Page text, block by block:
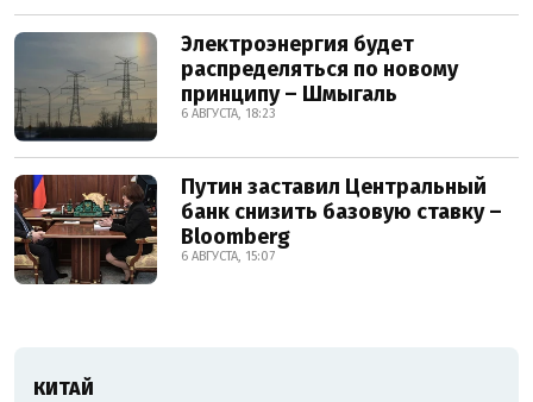
Электроэнергия будет
распределяться по новому
принципу – Шмыгаль
6 АВГУСТА, 18:23
Путин заставил Центральный
банк снизить базовую ставку –
Bloomberg
6 АВГУСТА, 15:07
КИТАЙ